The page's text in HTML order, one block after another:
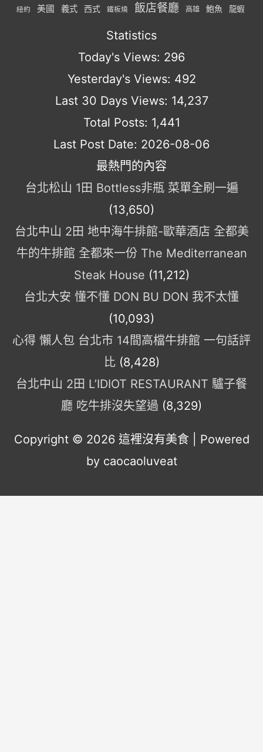
紐約 美國 義式 西式 鐵板燒 飯店餐廳 高雄 鮑魚 龍蝦
Statistics
Today's Views: 296
Yesterday's Views: 492
Last 30 Days Views: 14,237
Total Posts: 1,441
Last Post Date: 2026-08-06
最熱門的內容
台北松山 1田 Bottless非瓶 菜單全刷一遍
(13,650)
台北中山 2田 地中海牛排館-歐華酒店 全都美
牛的牛排館 全都來一份 The Mediterranean
Steak House (11,212)
台北大安 懂不懂 DON BU DON 我不太懂
(10,093)
心得 懶人包 台北市 14間高檔牛排館 一句話評
比 (8,428)
台北中山 2田 L’IDIOT RESTAURANT 驢子餐
廳 吃牛排沒失望過 (8,329)
Copyright © 2026 這裡沒有美食 | Powered
by caocaoluveat